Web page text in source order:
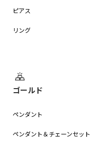
ピアス
リング
ゴールド
ペンダント
ペンダント＆チェーンセット